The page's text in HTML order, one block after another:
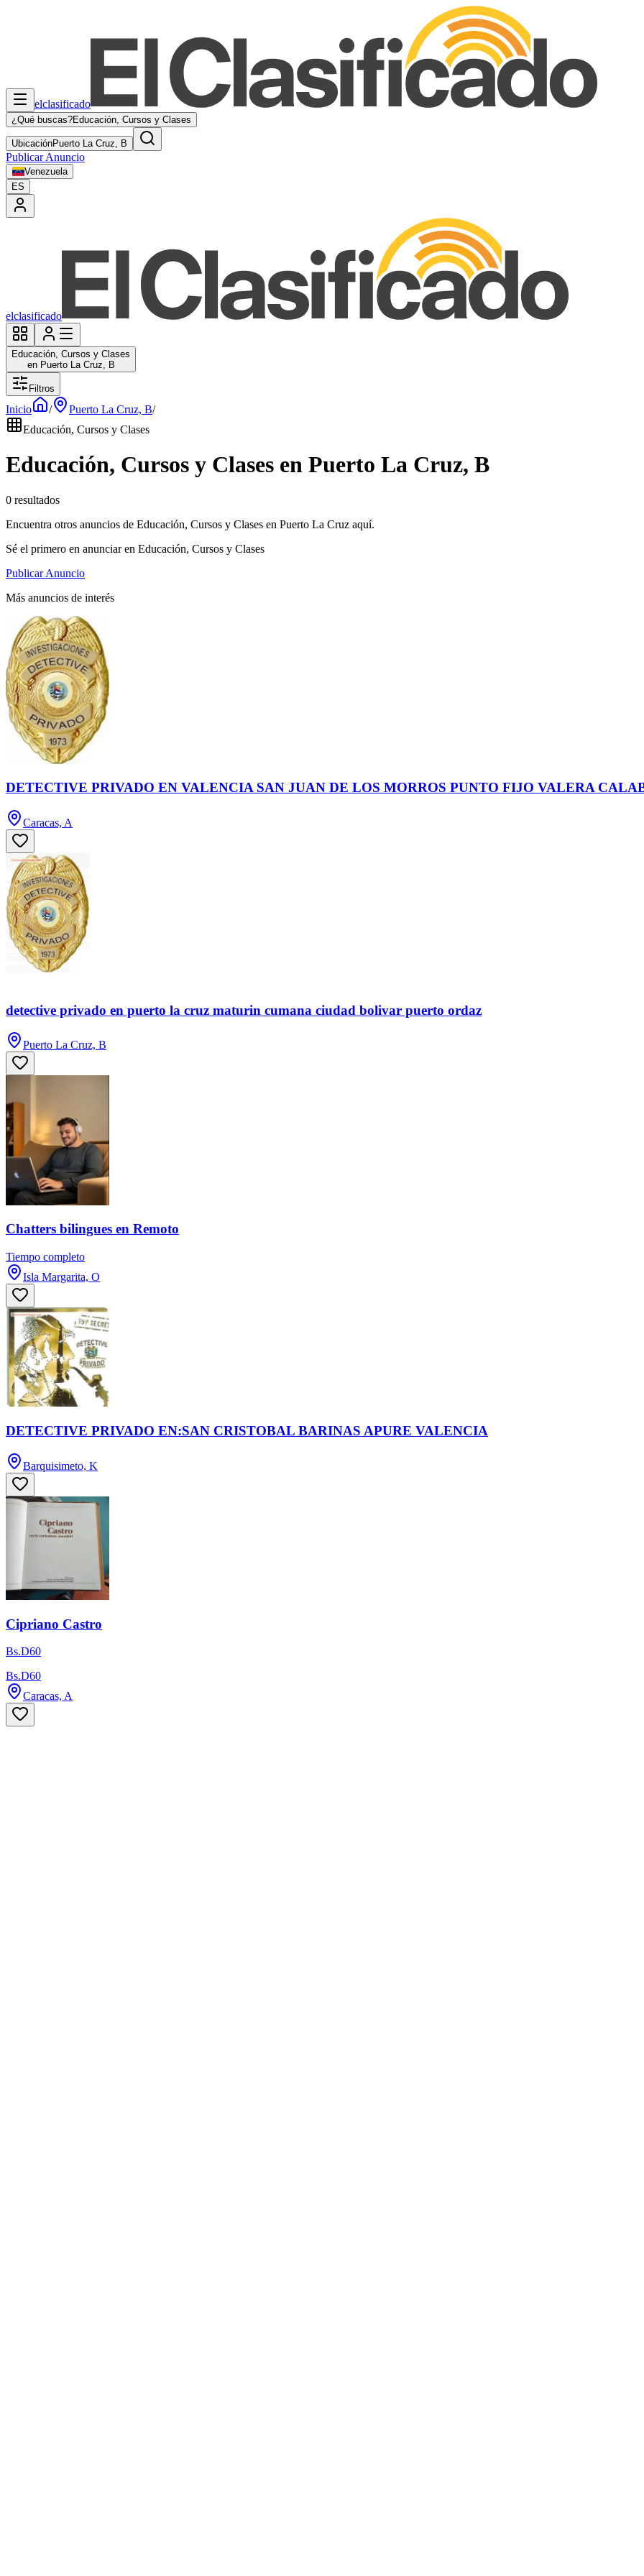
elclasificado
¿Qué buscas?Educación, Cursos y Clases
UbicaciónPuerto La Cruz, B
Publicar Anuncio
Venezuela
ES
elclasificado
Educación, Cursos y Clases
en Puerto La Cruz, B
Filtros
Inicio / Puerto La Cruz, B/
Educación, Cursos y Clases
Educación, Cursos y Clases en Puerto La Cruz, B
0 resultados
Encuentra otros anuncios de Educación, Cursos y Clases en Puerto La Cruz aquí.
Sé el primero en anunciar en Educación, Cursos y Clases
Publicar Anuncio
Más anuncios de interés
DETECTIVE PRIVADO EN VALENCIA SAN JUAN DE LOS MORROS PUNTO FIJO VALERA
Caracas, A
detective privado en puerto la cruz maturin cumana ciudad bolivar puerto ordaz
Puerto La Cruz, B
Chatters bilingues en Remoto
Tiempo completo
Isla Margarita, O
DETECTIVE PRIVADO EN:SAN CRISTOBAL BARINAS APURE VALENCIA
Barquisimeto, K
Cipriano Castro
Bs.D60
Bs.D60
Caracas, A